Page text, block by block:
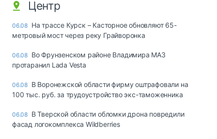
Центр
06.08 На трассе Курск – Касторное обновляют 65-
метровый мост через реку Грайворонка
06.08 Во Фрунзенском районе Владимира МАЗ
протаранил Lada Vesta
06.08 В Воронежской области фирму оштрафовали на
100 тыс. руб. за трудоустройство экс-таможенника
06.08 В Тверской области обломки дрона повредили
фасад логокомплекса Wildberries